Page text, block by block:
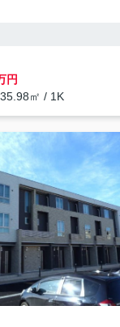
円
㎡ / 1K